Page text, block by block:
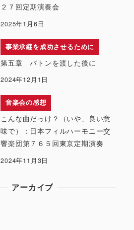
２７回定期演奏会
2025年1月6日
事業承継を成功させるために
第五章 バトンを渡した後に
2024年12月1日
音楽会の感想
こんな曲だっけ？（いや、良い意
味で）：日本フィルハーモニー交
響楽団第７６５回東京定期演奏
2024年11月3日
アーカイブ